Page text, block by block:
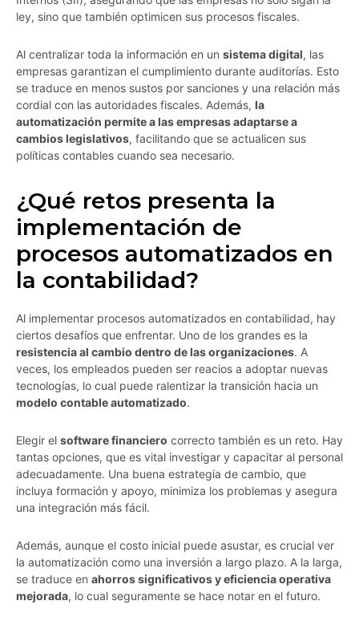
ley, sino que también optimicen sus procesos fiscales.
Al centralizar toda la información en un sistema digital, las
empresas garantizan el cumplimiento durante auditorías. Esto
se traduce en menos sustos por sanciones y una relación más
cordial con las autoridades fiscales. Además, la
automatización permite a las empresas adaptarse a
cambios legislativos, facilitando que se actualicen sus
políticas contables cuando sea necesario.
¿Qué retos presenta la
implementación de
procesos automatizados en
la contabilidad?
Al implementar procesos automatizados en contabilidad, hay
ciertos desafíos que enfrentar. Uno de los grandes es la
resistencia al cambio dentro de las organizaciones. A
veces, los empleados pueden ser reacios a adoptar nuevas
tecnologías, lo cual puede ralentizar la transición hacia un
modelo contable automatizado.
Elegir el software financiero correcto también es un reto. Hay
tantas opciones, que es vital investigar y capacitar al personal
adecuadamente. Una buena estrategia de cambio, que
incluya formación y apoyo, minimiza los problemas y asegura
una integración más fácil.
Además, aunque el costo inicial puede asustar, es crucial ver
la automatización como una inversión a largo plazo. A la larga,
se traduce en ahorros significativos y eficiencia operativa
mejorada, lo cual seguramente se hace notar en el futuro.